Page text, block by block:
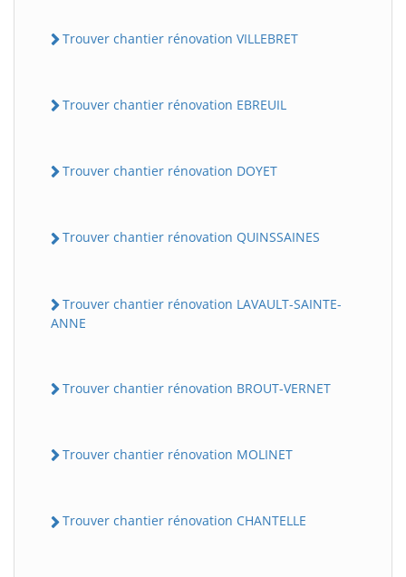
Trouver chantier rénovation VILLEBRET
Trouver chantier rénovation EBREUIL
Trouver chantier rénovation DOYET
Trouver chantier rénovation QUINSSAINES
Trouver chantier rénovation LAVAULT-SAINTE-
ANNE
Trouver chantier rénovation BROUT-VERNET
Trouver chantier rénovation MOLINET
Trouver chantier rénovation CHANTELLE